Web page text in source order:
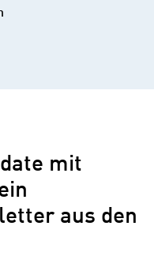
mit
aus den